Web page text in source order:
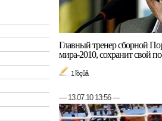
Главный тренер сборной
мира-2010, сохранит свой
1 îòçûâ
— 13.07.10 13:56—